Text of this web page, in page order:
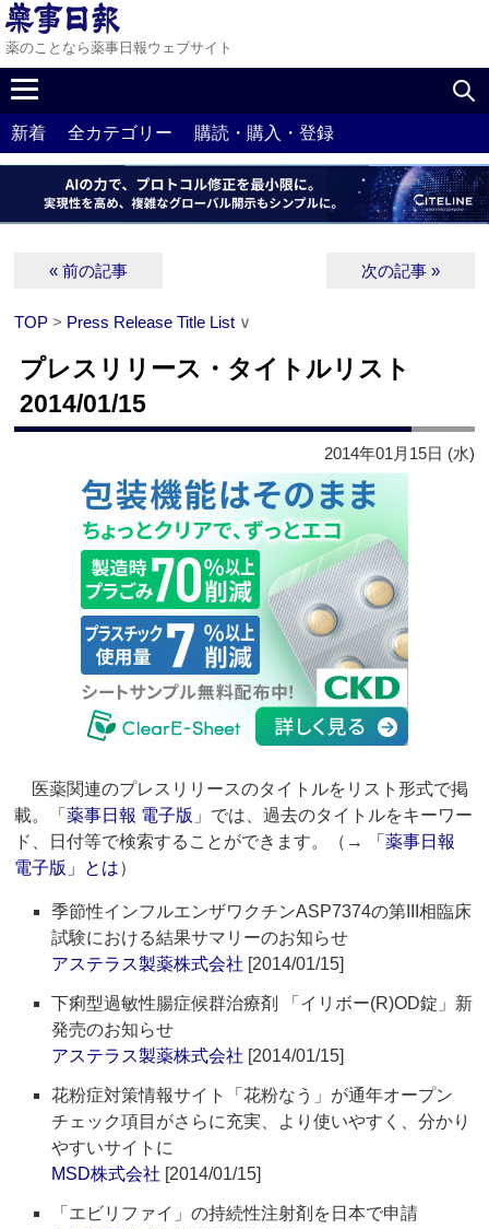
薬のことなら薬事日報ウェブサイト
新着 全カテゴリー 購読・購入・登録
« 前の記事 次の記事 »
TOP > Press Release Title List ∨
プレスリリース・タイトルリスト
2014/01/15
2014年01月15日 (水)
医薬関連のプレスリリースのタイトルをリスト形式で掲
載。「薬事日報 電子版 」では、過去のタイトルをキーワー
ド、日付等で検索することができます。（→
「薬事日報
電子版」とは）
季節性インフルエンザワクチンASP7374の第III相臨床
試験における結果サマリーのお知らせ
アステラス製薬株式会社 [2014/01/15]
下痢型過敏性腸症候群治療剤 「イリボー(R)OD錠」新
発売のお知らせ
アステラス製薬株式会社 [2014/01/15]
花粉症対策情報サイト「花粉なう」が通年オープン
チェック項目がさらに充実、より使いやすく、分かり
やすいサイトに
MSD株式会社 [2014/01/15]
「エビリファイ」の持続性注射剤を日本で申請